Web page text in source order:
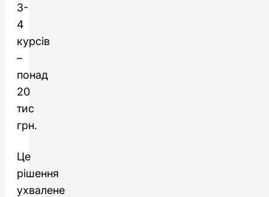
3-
4
курсів
–
понад
20
тис
грн.
Це
рішення
ухвалене